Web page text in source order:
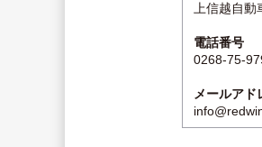
上信越自
電話番号
0268-75-
メールアド